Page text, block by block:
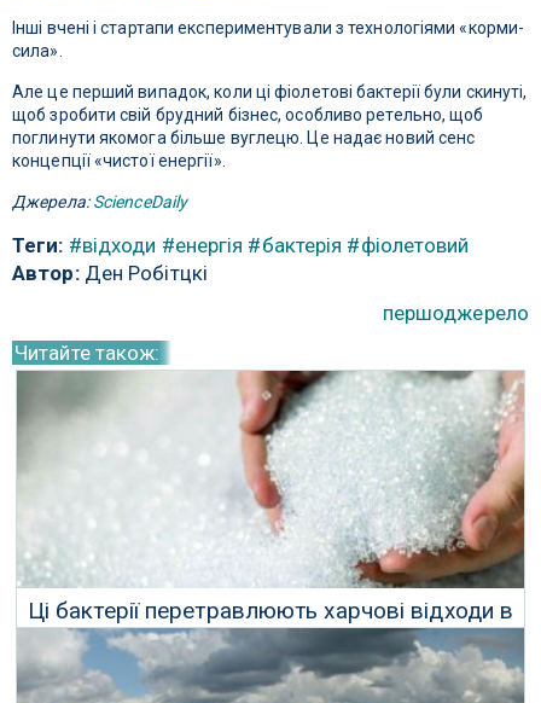
Інші вчені і стартапи експериментували з технологіями «корми-
сила».
Але це перший випадок, коли ці фіолетові бактерії були скинуті,
щоб зробити свій брудний бізнес, особливо ретельно, щоб
поглинути якомога більше вуглецю. Це надає новий сенс
концепції «чистої енергії».
Джерела:ScienceDaily
Теги: #відходи #енергія #бактерія #фіолетовий
Автор:Ден Робітцкі
першоджерело
Читайте також:
Ці бактерії перетравлюють харчові відходи в
біорозкладаний пластик
30 Жовтня 2018 р.